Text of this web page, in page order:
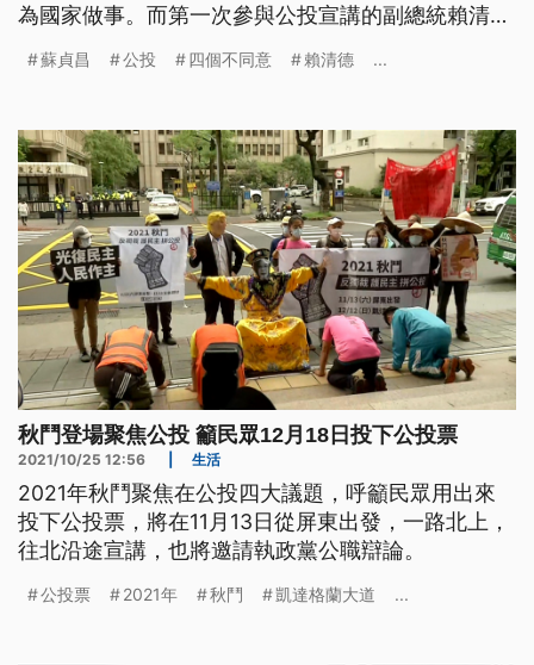
為國家做事。而第一次參與公投宣講的副總統賴清德
「六出祁山」為台灣做事，這次並非兩人的政治危
蘇貞昌 公投 四個不同意 賴清德 ...
秋鬥登場聚焦公投 籲民眾12月18日投下公投票
2021/10/25 12:56 生活
2021年秋鬥聚焦在公投四大議題，呼籲民眾用出來
投下公投票，將在11月13日從屏東出發，一路北上，
往北沿途宣講，也將邀請執政黨公職辯論。
公投票 2021年 秋鬥 凱達格蘭大道 ...